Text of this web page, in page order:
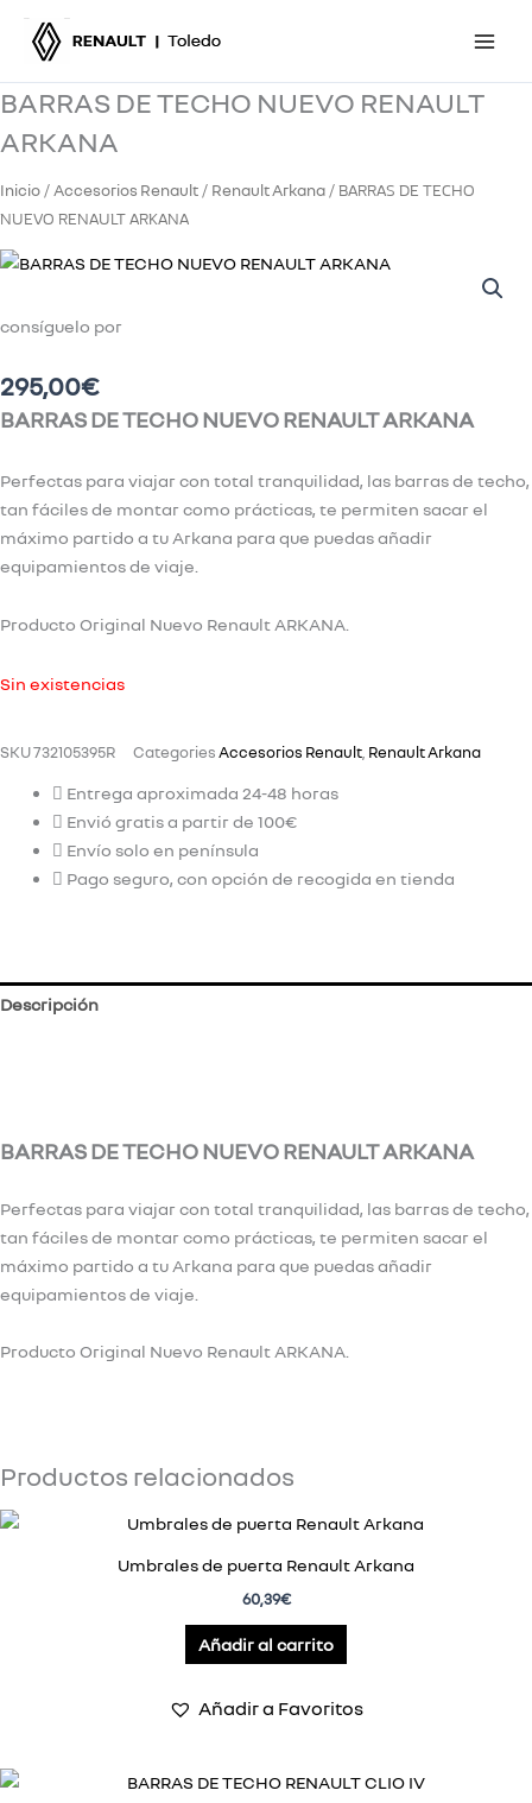
BARRAS DE TECHO NUEVO RENAULT
ARKANA
Inicio / Accesorios Renault / Renault Arkana / BARRAS DE TECHO
NUEVO RENAULT ARKANA
consíguelo por
295,00€
BARRAS DE TECHO NUEVO RENAULT ARKANA
Perfectas para viajar con total tranquilidad, las barras de techo,
tan fáciles de montar como prácticas, te permiten sacar el
máximo partido a tu Arkana para que puedas añadir
equipamientos de viaje.
Producto Original Nuevo Renault ARKANA.
Sin existencias
SKU732105395R CategoriesAccesorios Renault Renault Arkana
Entrega aproximada 24-48 horas
Envió gratis a partir de 100€
Envío solo en península
Pago seguro, con opción de recogida en tienda
Descripción
BARRAS DE TECHO NUEVO RENAULT ARKANA
Perfectas para viajar con total tranquilidad, las barras de techo,
tan fáciles de montar como prácticas, te permiten sacar el
máximo partido a tu Arkana para que puedas añadir
equipamientos de viaje.
Producto Original Nuevo Renault ARKANA.
Productos relacionados
Umbrales de puerta Renault Arkana
60,39€
Añadir al carrito
Añadir a Favoritos